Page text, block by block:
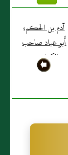
آدم بن الحكم،
أَبو عباد صاحب
الكرابيس،
بَصريٌّ